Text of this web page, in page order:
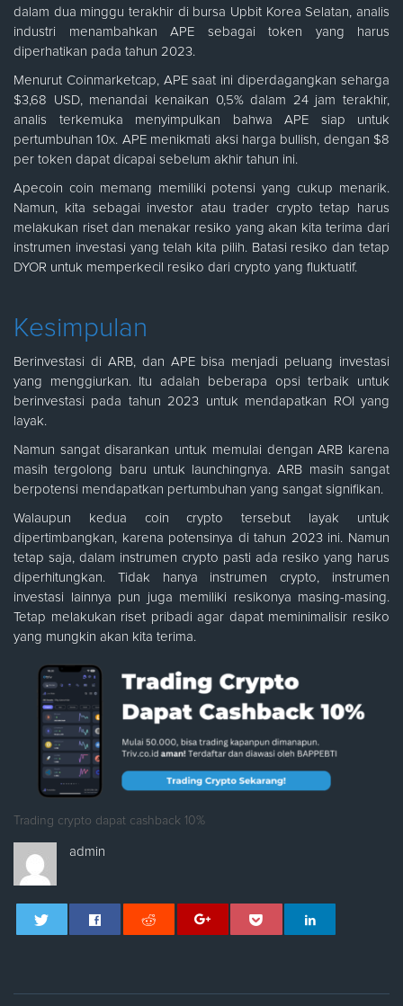
dalam dua minggu terakhir di bursa Upbit Korea Selatan, analis
industri menambahkan APE sebagai token yang harus
diperhatikan pada tahun 2023.
Menurut Coinmarketcap, APE saat ini diperdagangkan seharga
$3,68 USD, menandai kenaikan 0,5% dalam 24 jam terakhir,
analis terkemuka menyimpulkan bahwa APE siap untuk
pertumbuhan 10x. APE menikmati aksi harga bullish, dengan $8
per token dapat dicapai sebelum akhir tahun ini.
Apecoin coin memang memiliki potensi yang cukup menarik.
Namun, kita sebagai investor atau trader crypto tetap harus
melakukan riset dan menakar resiko yang akan kita terima dari
instrumen investasi yang telah kita pilih. Batasi resiko dan tetap
DYOR untuk memperkecil resiko dari crypto yang fluktuatif.
Kesimpulan
Berinvestasi di ARB, dan APE bisa menjadi peluang investasi
yang menggiurkan. Itu adalah beberapa opsi terbaik untuk
berinvestasi pada tahun 2023 untuk mendapatkan ROI yang
layak.
Namun sangat disarankan untuk memulai dengan ARB karena
masih tergolong baru untuk launchingnya. ARB masih sangat
berpotensi mendapatkan pertumbuhan yang sangat signifikan.
Walaupun kedua coin crypto tersebut layak untuk
dipertimbangkan, karena potensinya di tahun 2023 ini. Namun
tetap saja, dalam instrumen crypto pasti ada resiko yang harus
diperhitungkan. Tidak hanya instrumen crypto, instrumen
investasi lainnya pun juga memiliki resikonya masing-masing.
Tetap melakukan riset pribadi agar dapat meminimalisir resiko
yang mungkin akan kita terima.
Trading crypto dapat cashback 10%
admin